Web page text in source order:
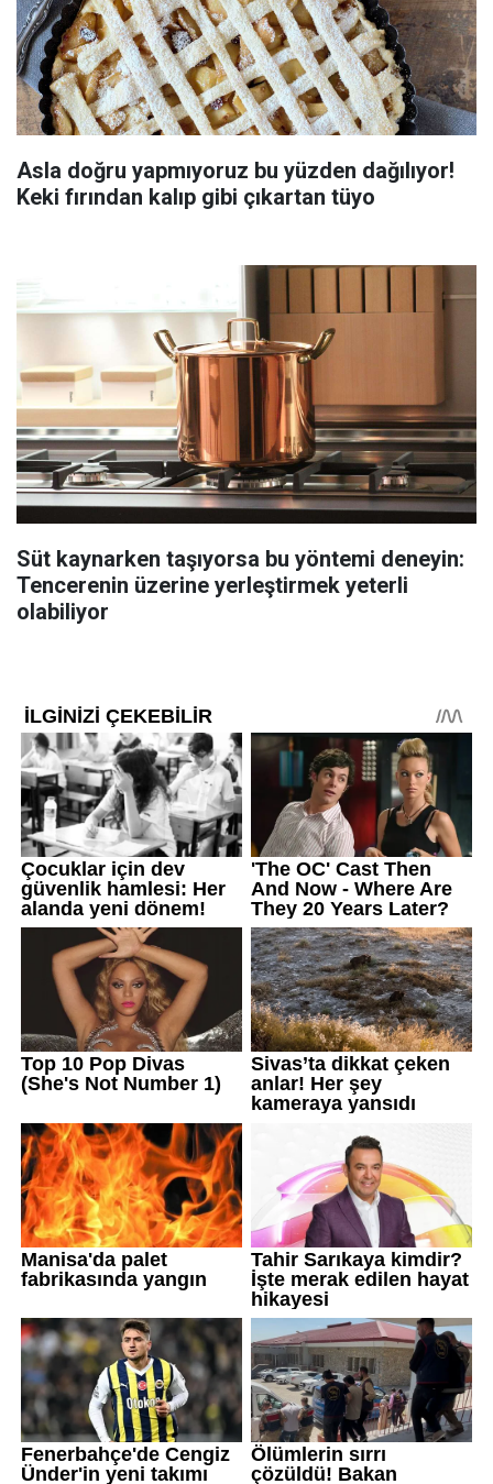
Asla doğru yapmıyoruz bu yüzden dağılıyor!
Keki fırından kalıp gibi çıkartan tüyo
Süt kaynarken taşıyorsa bu yöntemi deneyin:
Tencerenin üzerine yerleştirmek yeterli
olabiliyor